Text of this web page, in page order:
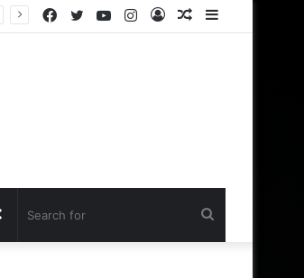
Sidebar
Random
Log
Instagram
YouTube
Twitter
Facebook
Random